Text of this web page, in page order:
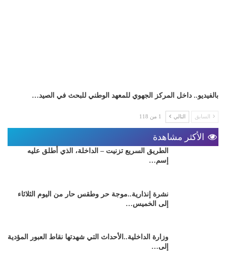
بالفيديو.. داخل المركز الجهوي للمعهد الوطني للبحث في الصيد…
السابق التالي 1 من 118
الأكثر مشاهدة
الطريق السريع تزنيت – الداخلة، الذي أطلق عليه
إسم…
نشرة إنذارية..موجة حر وطقس حار من اليوم الثلاثاء
إلى الخميس…
وزارة الداخلية..الأحداث التي شهدتها نقاط العبور المؤدية
إلى…